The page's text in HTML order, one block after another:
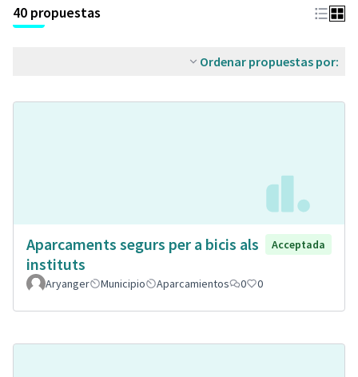
40 propuestas
Ordenar propuestas por:
Aparcaments segurs per a bicis als
instituts
Acceptada
Aryanger Municipio Aparcamientos 0 0